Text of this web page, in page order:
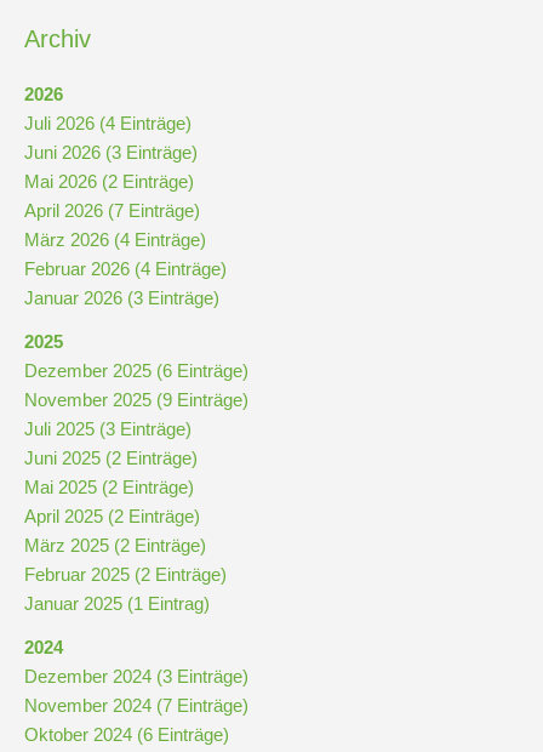
Archiv
2026
Juli 2026 (4 Einträge)
Juni 2026 (3 Einträge)
Mai 2026 (2 Einträge)
April 2026 (7 Einträge)
März 2026 (4 Einträge)
Februar 2026 (4 Einträge)
Januar 2026 (3 Einträge)
2025
Dezember 2025 (6 Einträge)
November 2025 (9 Einträge)
Juli 2025 (3 Einträge)
Juni 2025 (2 Einträge)
Mai 2025 (2 Einträge)
April 2025 (2 Einträge)
März 2025 (2 Einträge)
Februar 2025 (2 Einträge)
Januar 2025 (1 Eintrag)
2024
Dezember 2024 (3 Einträge)
November 2024 (7 Einträge)
Oktober 2024 (6 Einträge)